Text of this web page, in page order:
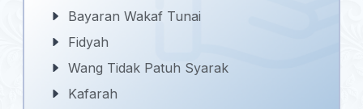
Bayaran Wakaf Tunai
Fidyah
Wang Tidak Patuh Syarak
Kafarah